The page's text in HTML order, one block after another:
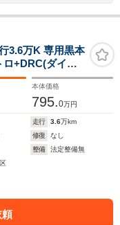
3.6万K 専用黒本
+DRC(ダイナ
ーラーSR カー
ラ/Bluetooth接
本体価格
795.0万円
走行 3.6万km
修復
なし
整備
法定整備無